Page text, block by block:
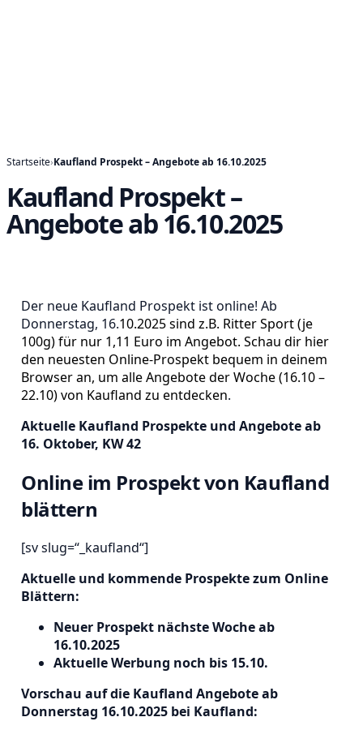
Startseite›Kaufland Prospekt – Angebote ab 16.10.2025
Kaufland Prospekt –
Angebote ab 16.10.2025
Der neue Kaufland Prospekt ist online! Ab
Donnerstag, 16.10.2025 sind z.B. Ritter Sport (je
100g) für nur 1,11 Euro im Angebot. Schau dir hier
den neuesten Online-Prospekt bequem in deinem
Browser an, um alle Angebote der Woche (16.10 –
22.10) von Kaufland zu entdecken.
Aktuelle Kaufland Prospekte und Angebote ab
16. Oktober, KW 42
Online im Prospekt von Kaufland
blättern
[sv slug=“_kaufland“]
Aktuelle und kommende Prospekte zum Online
Blättern:
Neuer Prospekt nächste Woche ab
16.10.2025
Aktuelle Werbung noch bis 15.10.
Vorschau auf die Kaufland Angebote ab
Donnerstag 16.10.2025 bei Kaufland: